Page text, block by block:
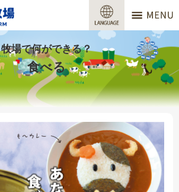
営業時間
料金
交通アクセス
サービスガイド
牧場で何ができる？
場内マップ
牧場で何ができる？
食べる